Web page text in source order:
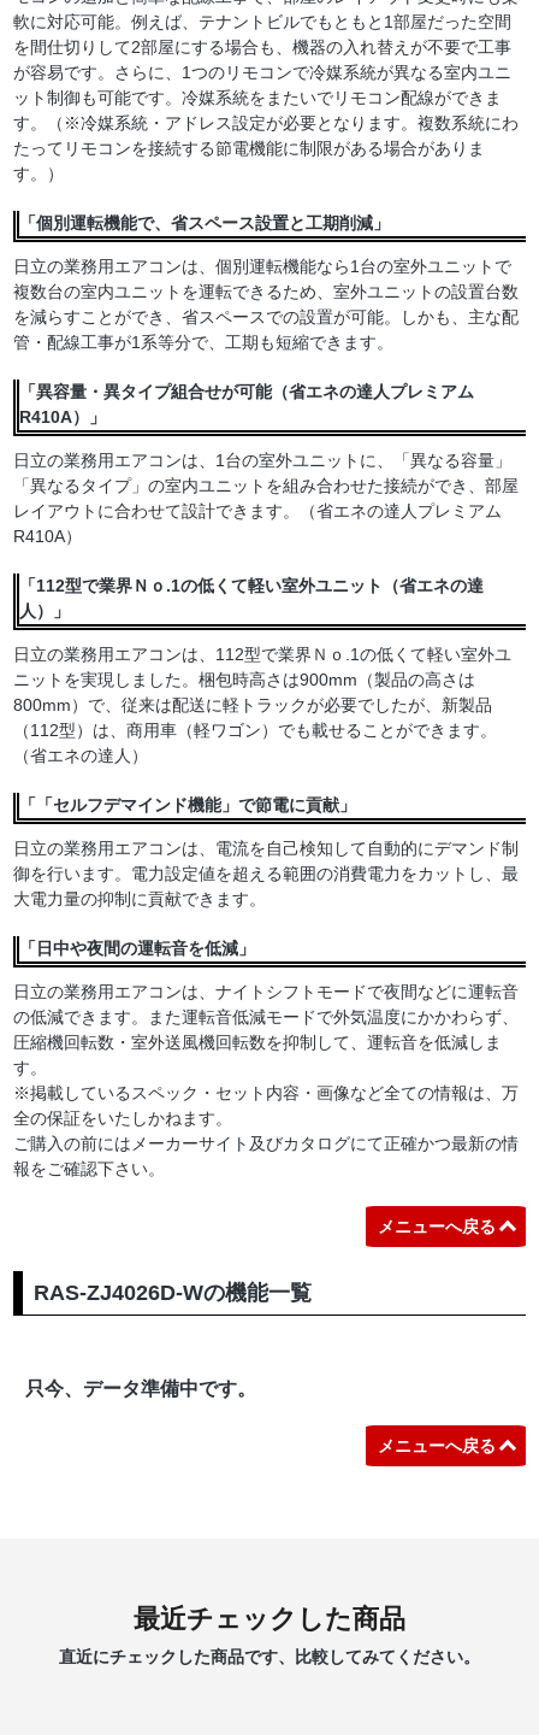
軟に対応可能。例えば、テナントビルでもともと1部屋だった空間
を間仕切りして2部屋にする場合も、機器の入れ替えが不要で工事
が容易です。さらに、1つのリモコンで冷媒系統が異なる室内ユニ
ット制御も可能です。冷媒系統をまたいでリモコン配線ができま
す。（※冷媒系統・アドレス設定が必要となります。複数系統にわ
たってリモコンを接続する節電機能に制限がある場合がありま
す。）
「個別運転機能で、省スペース設置と工期削減」
日立の業務用エアコンは、個別運転機能なら1台の室外ユニットで
複数台の室内ユニットを運転できるため、室外ユニットの設置台数
を減らすことができ、省スペースでの設置が可能。しかも、主な配
管・配線工事が1系等分で、工期も短縮できます。
「異容量・異タイプ組合せが可能（省エネの達人プレミアム
R410A）」
日立の業務用エアコンは、1台の室外ユニットに、「異なる容量」
「異なるタイプ」の室内ユニットを組み合わせた接続ができ、部屋
レイアウトに合わせて設計できます。（省エネの達人プレミアム
R410A）
「112型で業界Ｎｏ.1の低くて軽い室外ユニット（省エネの達
人）」
日立の業務用エアコンは、112型で業界Ｎｏ.1の低くて軽い室外ユ
ニットを実現しました。梱包時高さは900mm（製品の高さは
800mm）で、従来は配送に軽トラックが必要でしたが、新製品
（112型）は、商用車（軽ワゴン）でも載せることができます。
（省エネの達人）
「「セルフデマインド機能」で節電に貢献」
日立の業務用エアコンは、電流を自己検知して自動的にデマンド制
御を行います。電力設定値を超える範囲の消費電力をカットし、最
大電力量の抑制に貢献できます。
「日中や夜間の運転音を低減」
日立の業務用エアコンは、ナイトシフトモードで夜間などに運転音
の低減できます。また運転音低減モードで外気温度にかかわらず、
圧縮機回転数・室外送風機回転数を抑制して、運転音を低減しま
す。
※掲載しているスペック・セット内容・画像など全ての情報は、万
全の保証をいたしかねます。
ご購入の前にはメーカーサイト及びカタログにて正確かつ最新の情
報をご確認下さい。
メニューへ戻る
RAS-ZJ4026D-Wの機能一覧
只今、データ準備中です。
メニューへ戻る
最近チェックした商品
直近にチェックした商品です、比較してみてください。